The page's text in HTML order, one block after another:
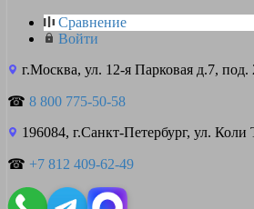
Сравнение
Войти
г.Москва, ул. 12-я Парковая д.7, под.
☎ 8 800 775-50-58
196084, г.Санкт-Петербург, ул. Коли
☎ +7 812 409-62-49